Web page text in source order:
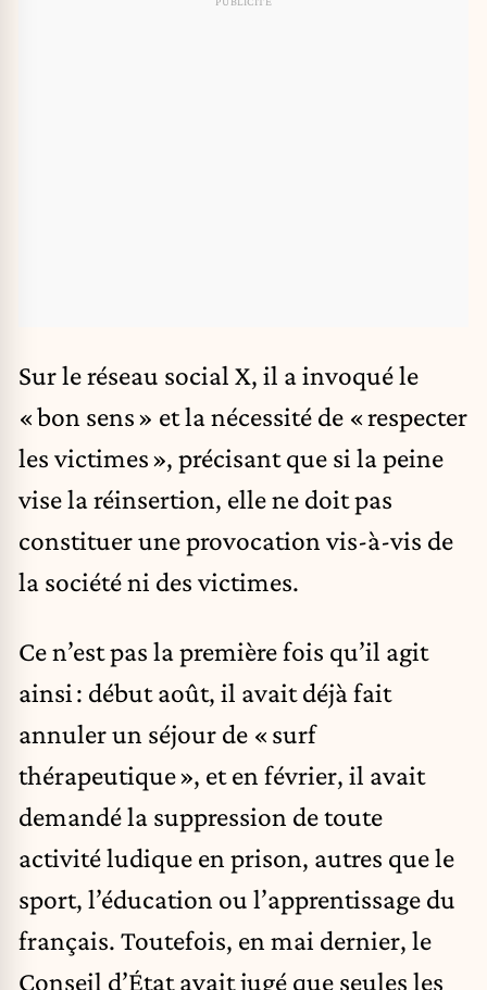
Sur le réseau social X, il a invoqué le
« bon sens » et la nécessité de « respecter
les victimes », précisant que si la peine
vise la réinsertion, elle ne doit pas
constituer une provocation vis-à-vis de
la société ni des victimes.
Ce n’est pas la première fois qu’il agit
ainsi : début août, il avait déjà fait
annuler un séjour de « surf
thérapeutique », et en février, il avait
demandé la suppression de toute
activité ludique en prison, autres que le
sport, l’éducation ou l’apprentissage du
français. Toutefois, en mai dernier, le
Conseil d’État avait jugé que seules les